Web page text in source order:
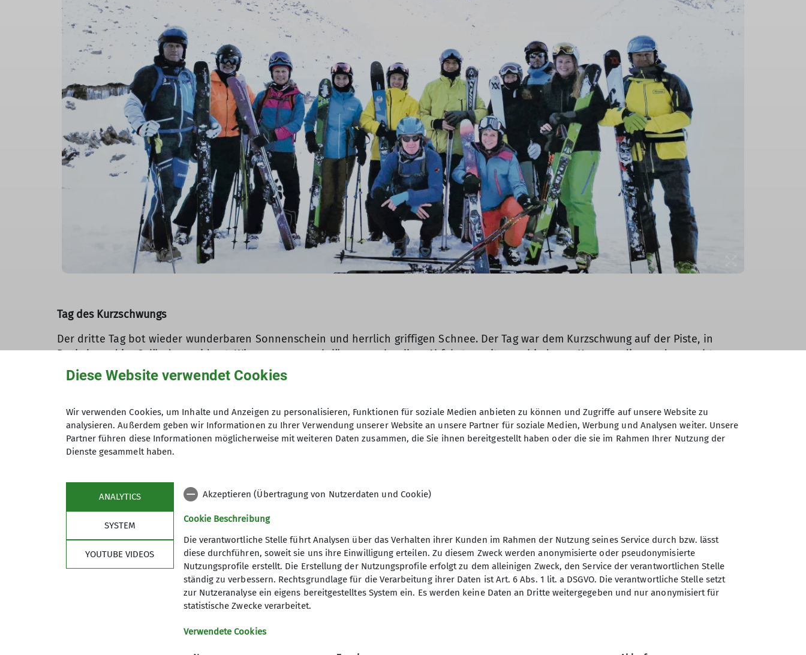
Tag des Kurzschwungs
Der dritte Tag bot wieder wunderbaren Sonnenschein und herrlich griffigen Schnee. Der Tag war dem Kurzschwung auf der Piste, in
Buckeln und im Gelände gewidmet. Wir genossen auch längere, schnellere Abfahrten mit verschiedenen Kurvenradien und versuchten nun
jeder selber, das Gezeigte möglichst gut umzusetzen. Den Skitag beendeten wir an diesem Tag etwas früher gegen 14.30 Uhr, einerseits
merkte jeder die drei Skitage in den „Knochen“ und anderseits mussten wir ja noch heimfahren.
Wir hatten das Glück, dass die Schnee-, Lawinen- und Wetterbedingen für die Jahreszeit gut waren. Keiner der Teilnehmer hat vom Kurs
Blessuren davongetragen oder ist krank geworden. Wir alle haben von den drei Tagen Einiges mitgenommen. Zu guter Letzt im Namen aller
Teilnehmer ein herzliches Dankeschön an Roland und Jan für ihren sehr engagierten Einsatz und ihre Geduld mit uns! Es hat uns viel
Im Fokus
Kurs- und Tourenprogramm Outdoor
Kletterzentrum Würzburg
Unsere Partner
Sektion Würzburg des
Deutschen Alpenvereins e.V.
Weißenburgstraße 59a
Diese Website verwendet Cookies
Wir verwenden Cookies, um Inhalte und Anzeigen zu personalisieren, Funktionen für soziale Medien anbieten zu können und Zugriffe auf unsere Website zu
analysieren. Außerdem geben wir Informationen zu Ihrer Verwendung unserer Website an unsere Partner für soziale Medien, Werbung und Analysen weiter. Unsere
Partner führen diese Informationen möglicherweise mit weiteren Daten zusammen, die Sie ihnen bereitgestellt haben oder die sie im Rahmen Ihrer Nutzung der
Dienste gesammelt haben.
ANALYTICS
SYSTEM
YOUTUBE VIDEOS
Akzeptieren (Übertragung von Nutzerdaten und Cookie)
Cookie Beschreibung
Die verantwortliche Stelle führt Analysen über das Verhalten ihrer Kunden im Rahmen der Nutzung seines Service durch bzw. lässt
diese durchführen, soweit sie uns ihre Einwilligung erteilen. Zu diesem Zweck werden anonymisierte oder pseudonymisierte
Nutzungsprofile erstellt. Die Erstellung der Nutzungsprofile erfolgt zu dem alleinigen Zweck, den Service der verantwortlichen Stelle
ständig zu verbessern. Rechtsgrundlage für die Verarbeitung ihrer Daten ist Art. 6 Abs. 1 lit. a DSGVO. Die verantwortliche Stelle setzt
zur Nutzeranalyse ein eigens bereitgestelltes System ein. Es werden keine Daten an Dritte weitergegeben und nur anonymisiert für
statistische Zwecke verarbeitet.
Verwendete Cookies